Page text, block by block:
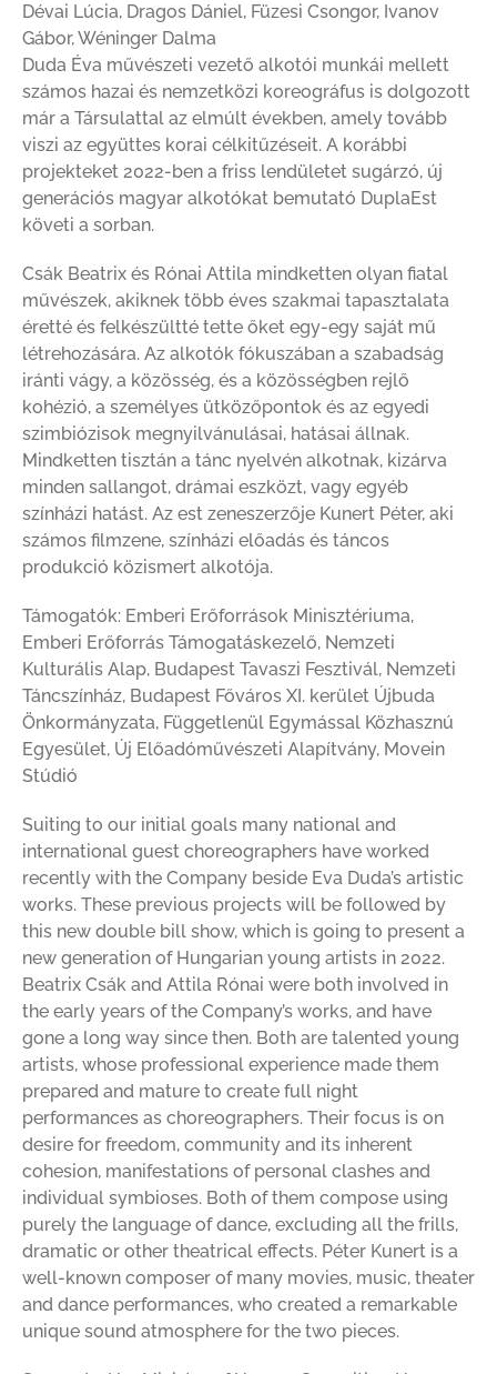
Dévai Lúcia, Dragos Dániel, Füzesi Csongor, Ivanov
Gábor, Wéninger Dalma
Duda Éva művészeti vezető alkotói munkái mellett
számos hazai és nemzetközi koreográfus is dolgozott
már a Társulattal az elmúlt években, amely tovább
viszi az együttes korai célkitűzéseit. A korábbi
projekteket 2022-ben a friss lendületet sugárzó, új
generációs magyar alkotókat bemutató DuplaEst
követi a sorban.
Csák Beatrix és Rónai Attila mindketten olyan fiatal
művészek, akiknek több éves szakmai tapasztalata
éretté és felkészültté tette őket egy-egy saját mű
létrehozására. Az alkotók fókuszában a szabadság
iránti vágy, a közösség, és a közösségben rejlő
kohézió, a személyes ütközőpontok és az egyedi
szimbiózisok megnyilvánulásai, hatásai állnak.
Mindketten tisztán a tánc nyelvén alkotnak, kizárva
minden sallangot, drámai eszközt, vagy egyéb
színházi hatást. Az est zeneszerzője Kunert Péter, aki
számos filmzene, színházi előadás és táncos
produkció közismert alkotója.
Támogatók: Emberi Erőforrások Minisztériuma,
Emberi Erőforrás Támogatáskezelő, Nemzeti
Kulturális Alap, Budapest Tavaszi Fesztivál, Nemzeti
Táncszínház, Budapest Főváros XI. kerület Újbuda
Önkormányzata, Függetlenül Egymással Közhasznú
Egyesület, Új Előadóművészeti Alapítvány, Movein
Stúdió
Suiting to our initial goals many national and
international guest choreographers have worked
recently with the Company beside Eva Duda’s artistic
works. These previous projects will be followed by
this new double bill show, which is going to present a
new generation of Hungarian young artists in 2022.
Beatrix Csák and Attila Rónai were both involved in
the early years of the Company’s works, and have
gone a long way since then. Both are talented young
artists, whose professional experience made them
prepared and mature to create full night
performances as choreographers. Their focus is on
desire for freedom, community and its inherent
cohesion, manifestations of personal clashes and
individual symbioses. Both of them compose using
purely the language of dance, excluding all the frills,
dramatic or other theatrical effects. Péter Kunert is a
well-known composer of many movies, music, theater
and dance performances, who created a remarkable
unique sound atmosphere for the two pieces.